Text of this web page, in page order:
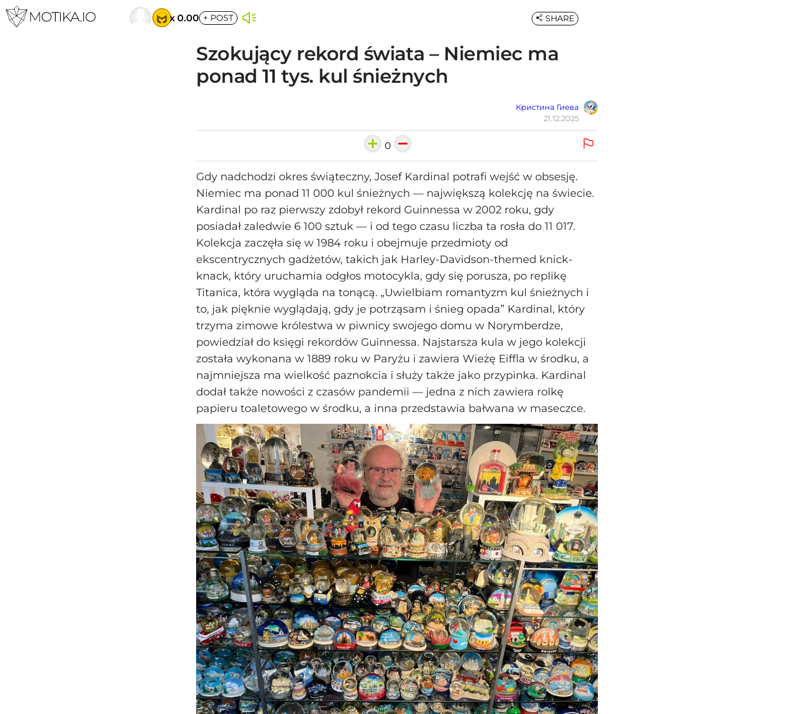
x 0.00 + POST
Szokujący rekord świata – Niemiec ma
ponad 11 tys. kul śnieżnych
Кристина Гиева
21.12.2025
SHARE
0
Gdy nadchodzi okres świąteczny, Josef Kardinal potrafi wejść w obsesję.
Niemiec ma ponad 11 000 kul śnieżnych — największą kolekcję na świecie.
Kardinal po raz pierwszy zdobył rekord Guinnessa w 2002 roku, gdy
posiadał zaledwie 6 100 sztuk — i od tego czasu liczba ta rosła do 11 017.
Kolekcja zaczęła się w 1984 roku i obejmuje przedmioty od
ekscentrycznych gadżetów, takich jak Harley-Davidson-themed knick-
knack, który uruchamia odgłos motocykla, gdy się porusza, po replikę
Titanica, która wygląda na tonącą. „Uwielbiam romantyzm kul śnieżnych i
to, jak pięknie wyglądają, gdy je potrząsam i śnieg opada” Kardinal, który
trzyma zimowe królestwa w piwnicy swojego domu w Norymberdze,
powiedział do księgi rekordów Guinnessa. Najstarsza kula w jego kolekcji
została wykonana w 1889 roku w Paryżu i zawiera Wieżę Eiffla w środku, a
najmniejsza ma wielkość paznokcia i służy także jako przypinka. Kardinal
dodał także nowości z czasów pandemii — jedna z nich zawiera rolkę
papieru toaletowego w środku, a inna przedstawia bałwana w maseczce.